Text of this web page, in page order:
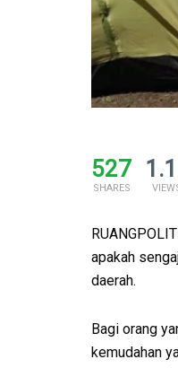
527
SHARES
apakah
daerah.
Bagi orang
kemudahan